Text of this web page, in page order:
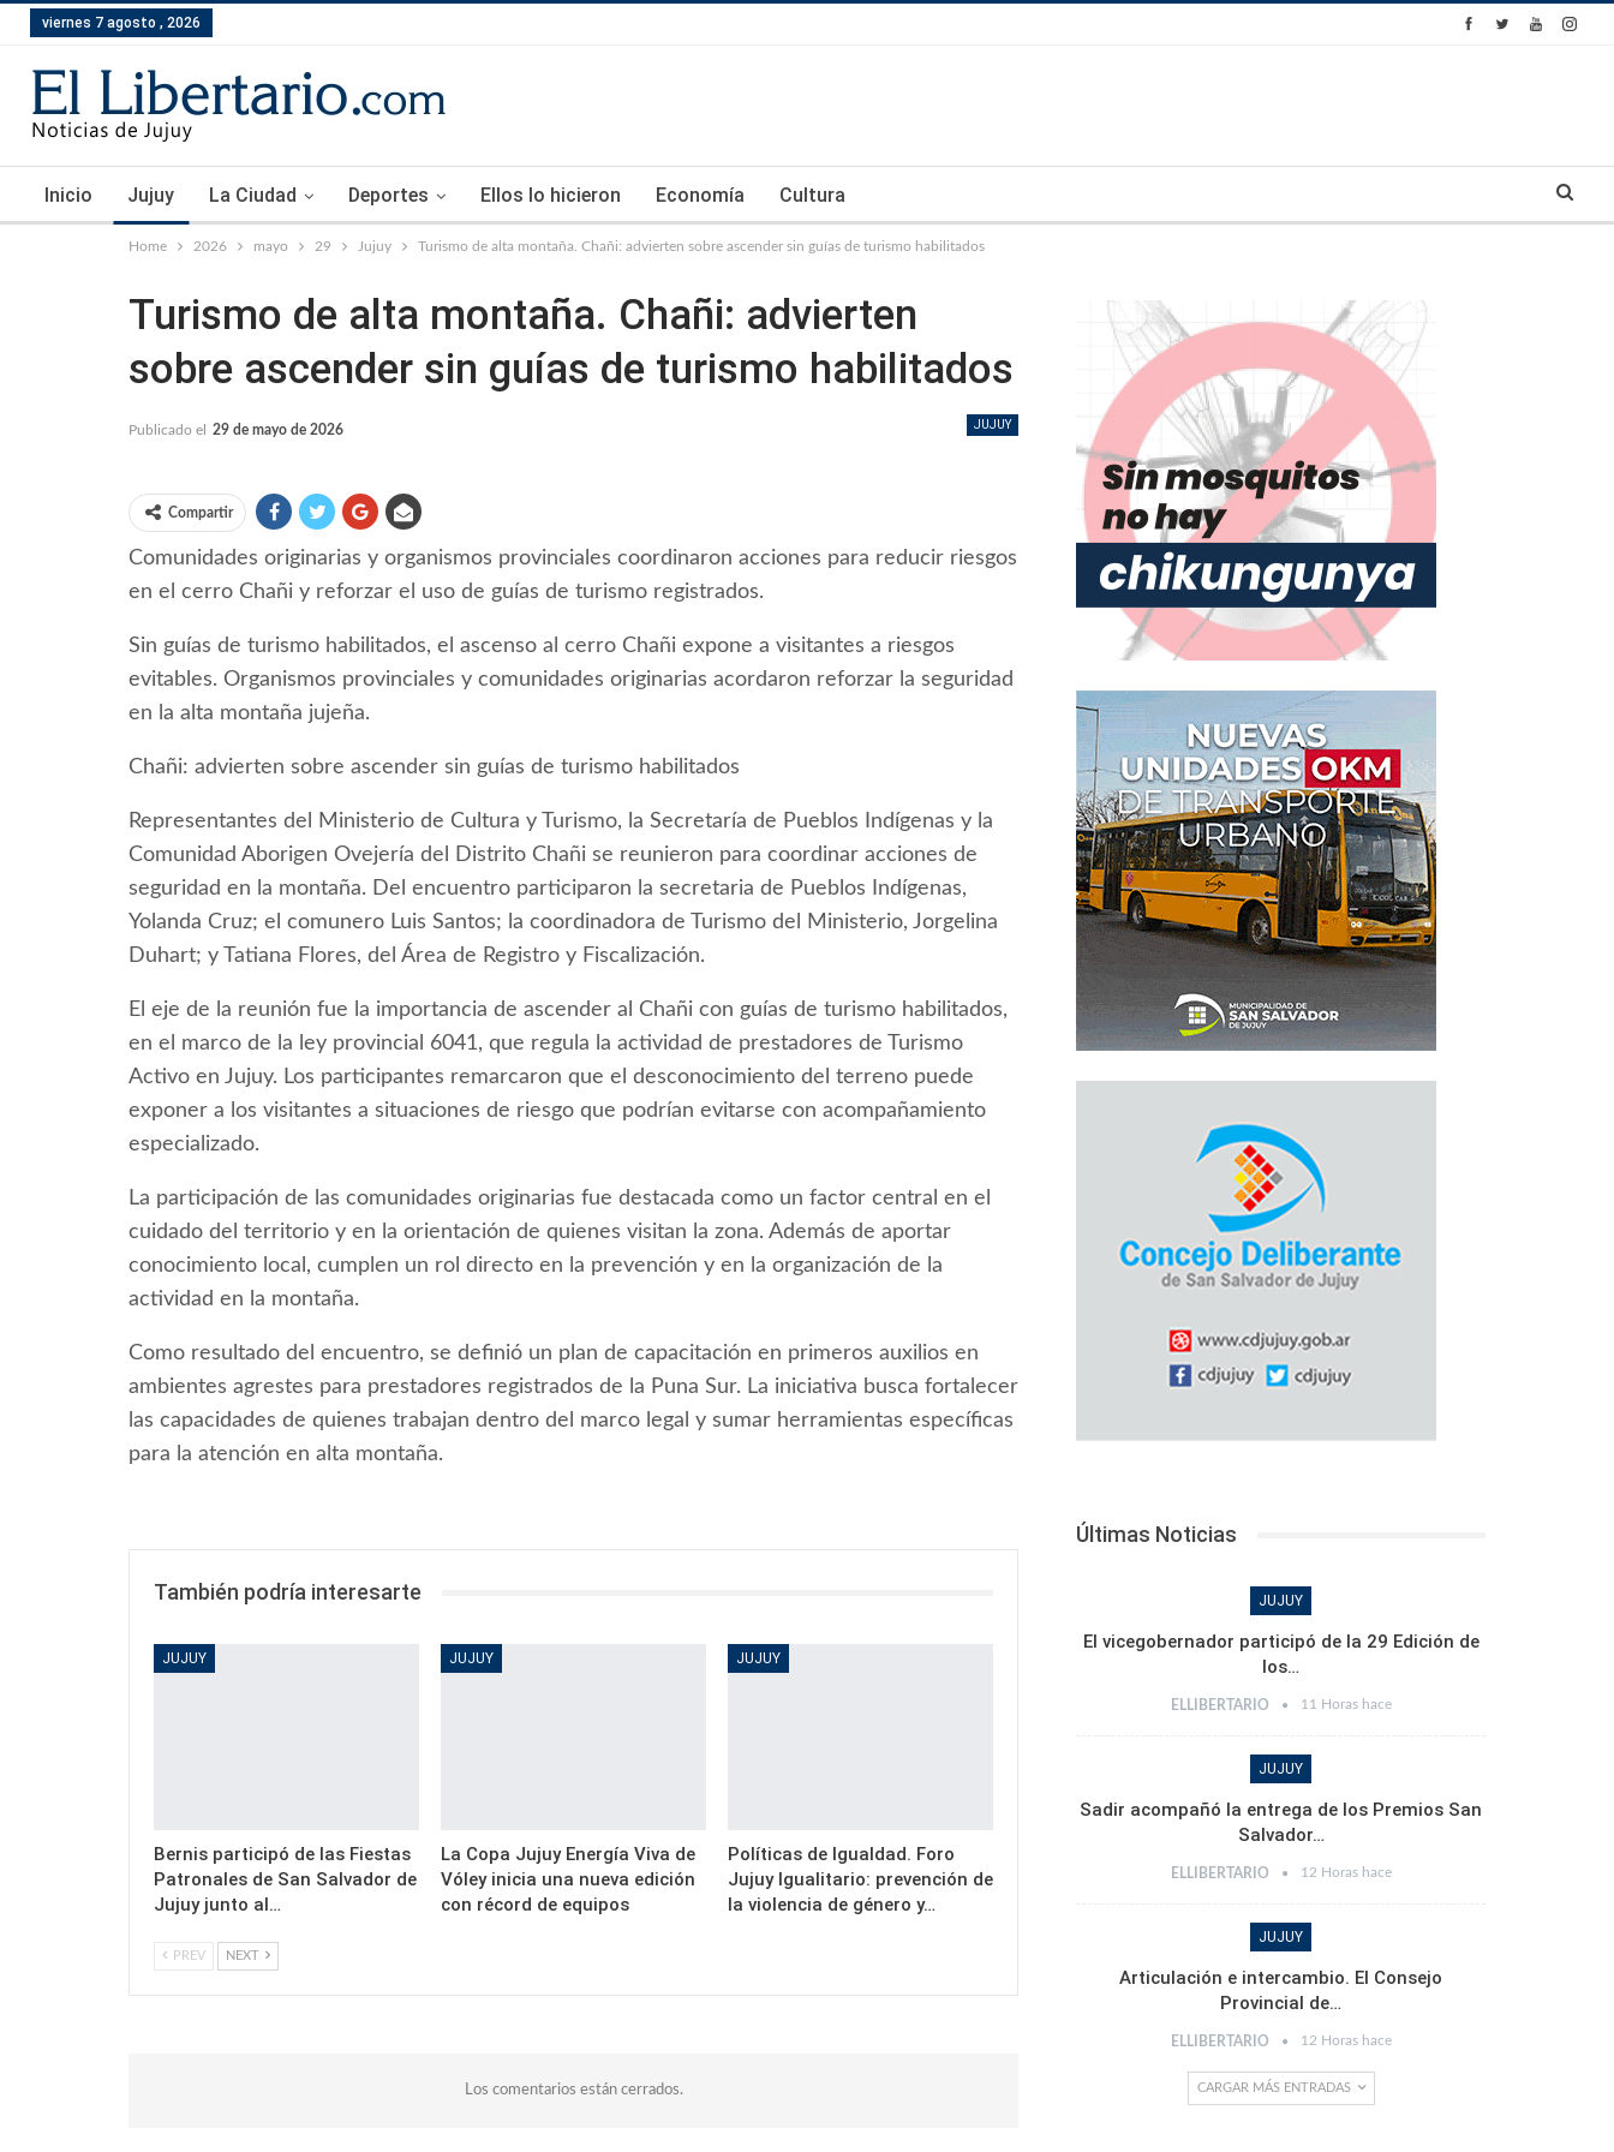
viernes 7 agosto , 2026
Inicio Jujuy La Ciudad Deportes Ellos lo hicieron Economía Cultura
Home 2026 mayo 29 Jujuy Turismo de alta montaña. Chañi: advierten sobre ascender sin guías de turismo habilitados
Turismo de alta montaña. Chañi: advierten
sobre ascender sin guías de turismo habilitados
JUJUY
Publicado el 29 de mayo de 2026
Compartir
Comunidades originarias y organismos provinciales coordinaron acciones para reducir riesgos
en el cerro Chañi y reforzar el uso de guías de turismo registrados.
Sin guías de turismo habilitados, el ascenso al cerro Chañi expone a visitantes a riesgos
evitables. Organismos provinciales y comunidades originarias acordaron reforzar la seguridad
en la alta montaña jujeña.
Chañi: advierten sobre ascender sin guías de turismo habilitados
Representantes del Ministerio de Cultura y Turismo, la Secretaría de Pueblos Indígenas y la
Comunidad Aborigen Ovejería del Distrito Chañi se reunieron para coordinar acciones de
seguridad en la montaña. Del encuentro participaron la secretaria de Pueblos Indígenas,
Yolanda Cruz; el comunero Luis Santos; la coordinadora de Turismo del Ministerio, Jorgelina
Duhart; y Tatiana Flores, del Área de Registro y Fiscalización.
El eje de la reunión fue la importancia de ascender al Chañi con guías de turismo habilitados,
en el marco de la ley provincial 6041, que regula la actividad de prestadores de Turismo
Activo en Jujuy. Los participantes remarcaron que el desconocimiento del terreno puede
exponer a los visitantes a situaciones de riesgo que podrían evitarse con acompañamiento
especializado.
La participación de las comunidades originarias fue destacada como un factor central en el
cuidado del territorio y en la orientación de quienes visitan la zona. Además de aportar
conocimiento local, cumplen un rol directo en la prevención y en la organización de la
actividad en la montaña.
Como resultado del encuentro, se definió un plan de capacitación en primeros auxilios en
ambientes agrestes para prestadores registrados de la Puna Sur. La iniciativa busca fortalecer
las capacidades de quienes trabajan dentro del marco legal y sumar herramientas específicas
para la atención en alta montaña.
También podría interesarte
JUJUY
Bernis participó de las Fiestas
Patronales de San Salvador de
Jujuy junto al…
JUJUY
La Copa Jujuy Energía Viva de
Vóley inicia una nueva edición
con récord de equipos
JUJUY
Políticas de Igualdad. Foro
Jujuy Igualitario: prevención de
la violencia de género y…
PREV NEXT
Los comentarios están cerrados.
Últimas Noticias
JUJUY
El vicegobernador participó de la 29 Edición de
los…
ELLIBERTARIO 11 Horas hace
JUJUY
Sadir acompañó la entrega de los Premios San
Salvador…
ELLIBERTARIO 12 Horas hace
JUJUY
Articulación e intercambio. El Consejo
Provincial de…
ELLIBERTARIO 12 Horas hace
CARGAR MÁS ENTRADAS